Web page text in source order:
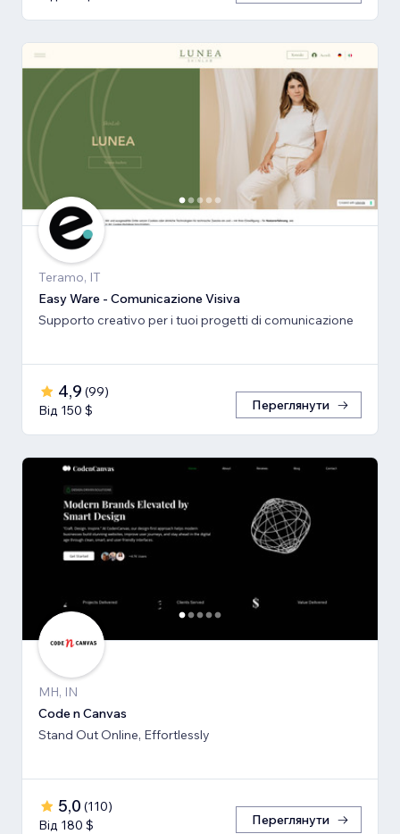
Teramo, IT
Easy Ware - Comunicazione Visiva
Supporto creativo per i tuoi progetti di comunicazione
4,9 (99)
Від 150 $
Переглянути
MH, IN
Code n Canvas
Stand Out Online, Effortlessly
5,0 (110)
Від 180 $
Переглянути